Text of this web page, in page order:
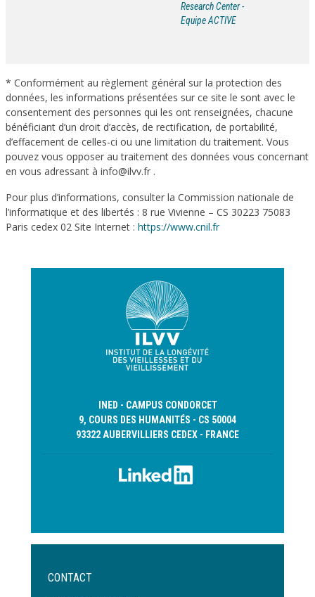
Research Center -
Equipe ACTIVE
* Conformément au règlement général sur la protection des
données, les informations présentées sur ce site le sont avec le
consentement des personnes qui les ont renseignées, chacune
bénéficiant d’un droit d’accès, de rectification, de portabilité,
d’effacement de celles-ci ou une limitation du traitement. Vous
pouvez vous opposer au traitement des données vous concernant
en vous adressant à info@ilvv.fr .
Pour plus d’informations, consulter la Commission nationale de
l’informatique et des libertés : 8 rue Vivienne – CS 30223 75083
Paris cedex 02 Site Internet : https://www.cnil.fr
INED - CAMPUS CONDORCET
9, COURS DES HUMANITÉS - CS 50004
93322 AUBERVILLIERS CEDEX - FRANCE
Menu
CONTACT